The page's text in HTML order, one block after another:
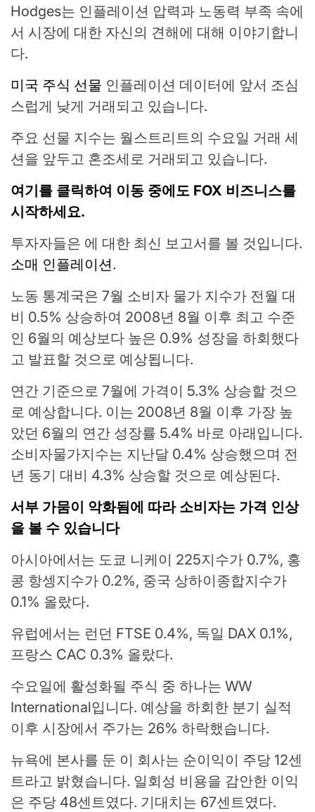
Hodges는 인플레이션 압력과 노동력 부족 속에
서 시장에 대한 자신의 견해에 대해 이야기합니
다.
미국 주식 선물 인플레이션 데이터에 앞서 조심
스럽게 낮게 거래되고 있습니다.
주요 선물 지수는 월스트리트의 수요일 거래 세
션을 앞두고 혼조세로 거래되고 있습니다.
여기를 클릭하여 이동 중에도 FOX 비즈니스를
시작하세요.
투자자들은 에 대한 최신 보고서를 볼 것입니다.
소매 인플레이션.
노동 통계국은 7월 소비자 물가 지수가 전월 대
비 0.5% 상승하여 2008년 8월 이후 최고 수준
인 6월의 예상보다 높은 0.9% 성장을 하회했다
고 발표할 것으로 예상됩니다.
연간 기준으로 7월에 가격이 5.3% 상승할 것으
로 예상합니다. 이는 2008년 8월 이후 가장 높
았던 6월의 연간 성장률 5.4% 바로 아래입니다.
소비자물가지수는 지난달 0.4% 상승했으며 전
년 동기 대비 4.3% 상승할 것으로 예상된다.
서부 가뭄이 악화됨에 따라 소비자는 가격 인상
을 볼 수 있습니다
아시아에서는 도쿄 니케이 225지수가 0.7%, 홍
콩 항셍지수가 0.2%, 중국 상하이종합지수가
0.1% 올랐다.
유럽에서는 런던 FTSE 0.4%, 독일 DAX 0.1%,
프랑스 CAC 0.3% 올랐다.
수요일에 활성화될 주식 중 하나는 WW
International입니다. 예상을 하회한 분기 실적
이후 시장에서 주가는 26% 하락했습니다.
뉴욕에 본사를 둔 이 회사는 순이익이 주당 12센
트라고 밝혔습니다. 일회성 비용을 감안한 이익
은 주당 48센트였다. 기대치는 67센트였다.